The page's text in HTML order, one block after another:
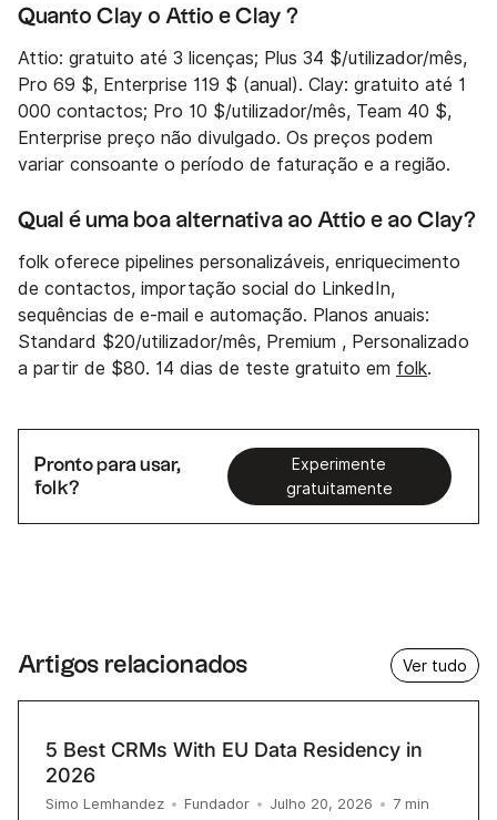
Quanto Clay o Attio e Clay ?
Attio: gratuito até 3 licenças; Plus 34 $/utilizador/mês,
Pro 69 $, Enterprise 119 $ (anual). Clay: gratuito até 1
000 contactos; Pro 10 $/utilizador/mês, Team 40 $,
Enterprise preço não divulgado. Os preços podem
variar consoante o período de faturação e a região.
Qual é uma boa alternativa ao Attio e ao Clay?
folk oferece pipelines personalizáveis, enriquecimento
de contactos, importação social do LinkedIn,
sequências de e-mail e automação. Planos anuais:
Standard $20/utilizador/mês, Premium , Personalizado
a partir de $80. 14 dias de teste gratuito em folk.
Pronto para usar,
folk?
Experimente
gratuitamente
Artigos relacionados Ver tudo
5 Best CRMs With EU Data Residency in
2026
Simo Lemhandez • Fundador • Julho 20, 2026 • 7 min